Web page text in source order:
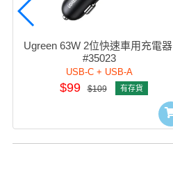
Ugreen 63W 2位快速車用充電器
#35023
USB-C + USB-A
$99 $109 有存貨